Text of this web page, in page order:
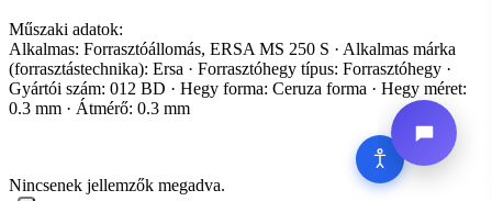
Műszaki adatok:
Alkalmas: Forrasztóállomás, ERSA MS 250 S · Alkalmas márka
(forrasztástechnika): Ersa · Forrasztóhegy típus: Forrasztóhegy ·
Gyártói szám: 012 BD · Hegy forma: Ceruza forma · Hegy méret:
0.3 mm · Átmérő: 0.3 mm
Nincsenek jellemzők megadva.